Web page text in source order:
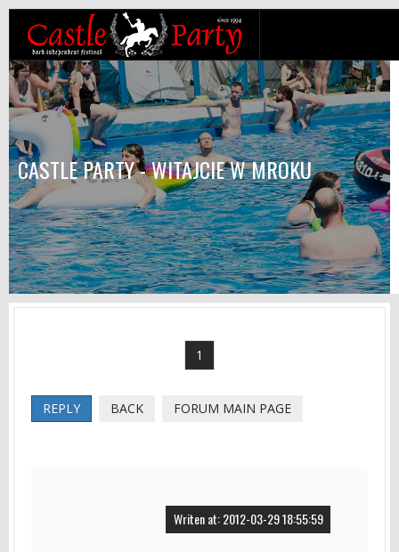
CASTLE PARTY - WITAJCIE W MROKU
1
REPLY BACK FORUM MAIN PAGE
Writen at: 2012-03-29 18:55:59